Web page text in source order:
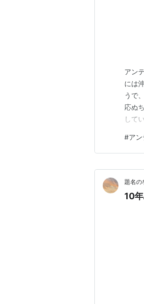
アン
には
うで
応ぬ
して
#ア
題名の
10